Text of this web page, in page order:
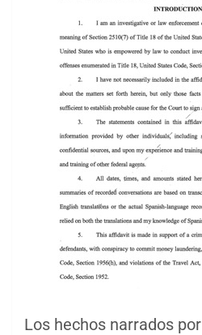
Los hechos narrados